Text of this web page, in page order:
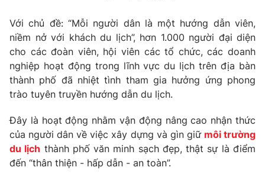
Câu chuyện quốc tế
Tài chính
Thị trường
Góc doanh nghiệp
Dữ liệu và đời sống
Truyền hình
Phim VTV
Hậu trường
Nhân vật
Khán giả
Điện ảnh
Âm nhạc
Đời sống
Du lịch
Với chủ đề: “Mỗi người dân là một hướng dẫn viên,
niềm nở với khách du lịch”, hơn 1.000 người đại diện
cho các đoàn viên, hội viên các tổ chức, các doanh
nghiệp hoạt động trong lĩnh vực du lịch trên địa bàn
thành phố đã nhiệt tình tham gia hưởng ứng phong
trào tuyên truyền hướng dẫn du lịch.
Đây là hoạt động nhằm vận động nâng cao nhận thức
của người dân về việc xây dựng và gìn giữ môi trường
du lịch thành phố văn minh sạch đẹp, thật sự là điểm
đến “thân thiện - hấp dẫn - an toàn”.